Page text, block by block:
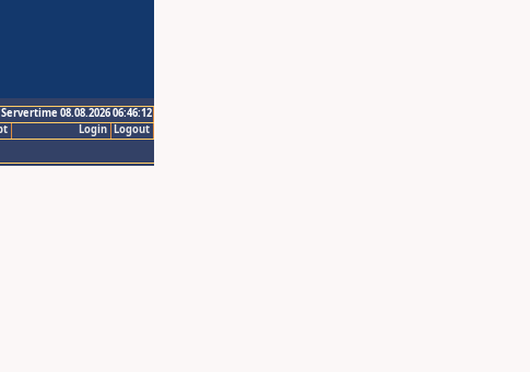
Servertime 08.08.2026 06:46:12
Logout
Login